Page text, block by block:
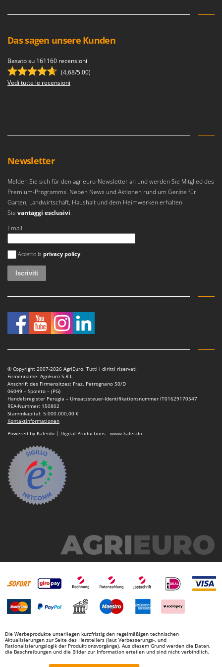
Wasserpumpen für Traktoren
Wein- und Obstpressen
Wein- und Ölschichtenfilter
Weitere Produkte
Wurstfüller
Z
Zerstäuber
Zinkeneggen
Zubehör für Rasentraktoren
L
Lampacrescia - MGM
Landxcape
Lotusgrill
M
M.A.I.BO.
Macom
Macte Ovens
MAMMAMIA
Marcato
Marina Systems
McCulloch
MCH
Michelin
Minox
Mockmill
More than chef
MOSA
MOVA
Mowox
MTD
N
New O.M.R.A.
NuovaFac
O
Officine Savioli
Olix
OMA
Das sagen unsere Kunden
Basato su 161160 recensioni
(4,68/5.00)
Vedi tutte le recensioni
Newsletter
Melden Sie sich für den agrieuro-Newsletter an und werden Sie Mitglied des
Premium-Programms. Neben News und Aktionen rund um Geräte für
Garten, Landwirtschaft, Haushalt und dem Heimwerken erhalten
Sie vantaggi esclusivi.
Email
Si è verificato un errore
Accetto la privacy policy
© Copyright 2007-2026 AgriEuro. Tutti i diritti riservati
Firmenname: AgriEuro S.R.L.
Anschrift des Firmensitzes: Fraz. Petrognano 50/D
06049 – Spoleto – (PG)
Handelsregister Perugia – Umsatzsteuer-Identifikationsnummer IT01629170547
REA-Nummer: 150802
Stammkapital: 5.000.000,00 €
Kontaktinformationen
Powered by Kaleido | Digital Productions - www.kalei.do
Die Werbeprodukte unterliegen kurzfristig den regelmäßigen technischen
Aktualisierungen zur Seite des Herstellers (laut Verbesserungs-, und
Rationalisierungslogik der Produktionsvorgänge). Aus diesem Grund werden die Daten,
die Beschreibungen und die Bilder zur Information erteilen und sind nicht verbindlich.